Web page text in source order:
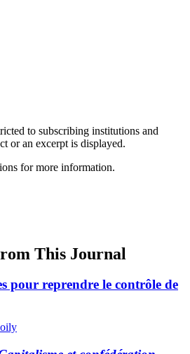
to subscribing institutions and
or an excerpt is displayed.
for more information.
This Journal
pour reprendre le contrôle de